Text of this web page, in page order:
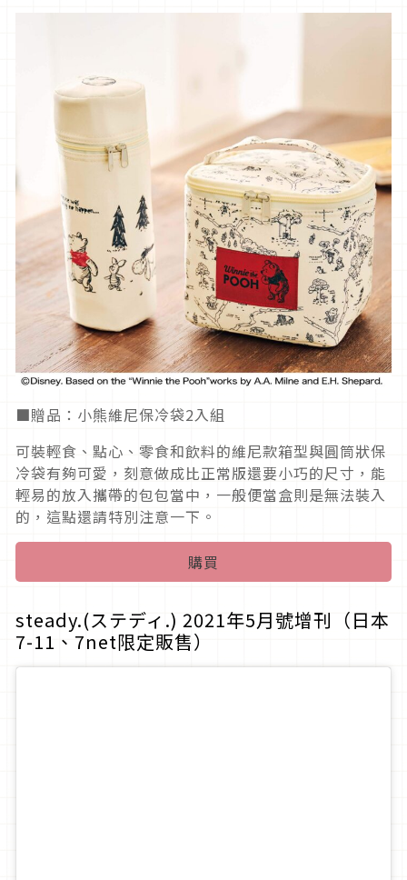
■贈品：小熊維尼保冷袋2入組
可裝輕食、點心、零食和飲料的維尼款箱型與圓筒狀保
冷袋有夠可愛，刻意做成比正常版還要小巧的尺寸，能
輕易的放入攜帶的包包當中，一般便當盒則是無法裝入
的，這點還請特別注意一下。
購買
steady.(ステディ.) 2021年5月號增刊（日本
7-11、7net限定販售）